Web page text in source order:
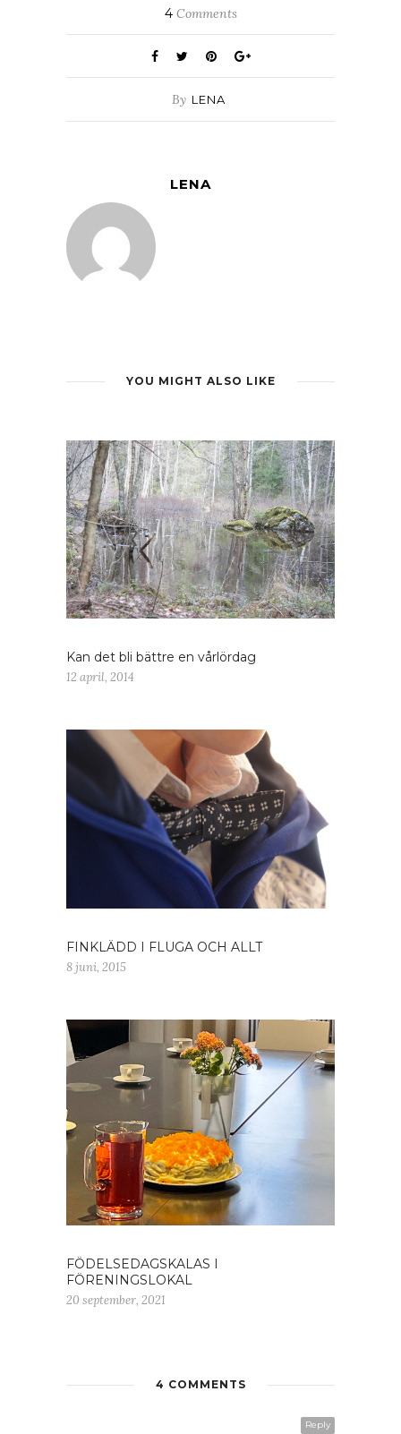
4Comments
By LENA
LENA
YOU MIGHT ALSO LIKE
Kan det bli bättre en vårlördag
12 april, 2014
FINKLÄDD I FLUGA OCH ALLT
8 juni, 2015
FÖDELSEDAGSKALAS I
FÖRENINGSLOKAL
20 september, 2021
4 COMMENTS
Reply